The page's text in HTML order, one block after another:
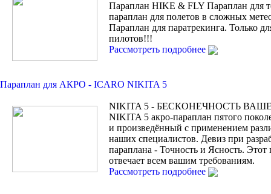
Параплан HIKE & FLY Параплан для
параплан для полетов в сложных
Параплан для паратрекинга.
пилотов!!!
Рассмотреть подробнее
Параплан для АКРО - ICARO NIKITA 5
NIKITA 5 - БЕСКОНЕЧНОСТЬ
NIKITA 5 акро-параплан пятого
и произведённый с применением
наших специалистов. Девиз при
параплана - Точность и Ясность. Этот
отвечает всем вашим требованиям.
Рассмотреть подробнее